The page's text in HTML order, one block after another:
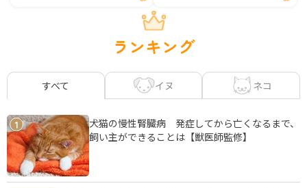
ランキング
すべて イヌ ネコ
1
犬猫の慢性腎臓病 発症してから亡くなるまで、
飼い主ができることは【獣医師監修】